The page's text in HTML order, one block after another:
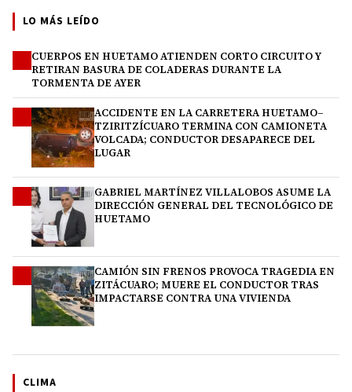
LO MÁS LEÍDO
CUERPOS EN HUETAMO ATIENDEN CORTO CIRCUITO Y
RETIRAN BASURA DE COLADERAS DURANTE LA
TORMENTA DE AYER
ACCIDENTE EN LA CARRETERA HUETAMO–
TZIRITZÍCUARO TERMINA CON CAMIONETA
VOLCADA; CONDUCTOR DESAPARECE DEL
LUGAR
GABRIEL MARTÍNEZ VILLALOBOS ASUME LA
DIRECCIÓN GENERAL DEL TECNOLÓGICO DE
HUETAMO
CAMIÓN SIN FRENOS PROVOCA TRAGEDIA EN
ZITÁCUARO; MUERE EL CONDUCTOR TRAS
IMPACTARSE CONTRA UNA VIVIENDA
CLIMA